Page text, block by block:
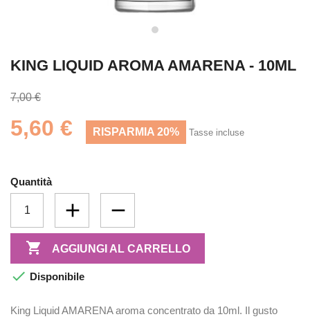
KING LIQUID AROMA AMARENA - 10ML
7,00 €
5,60 € RISPARMIA 20% Tasse incluse
Quantità
 AGGIUNGI AL CARRELLO
 Disponibile
King Liquid AMARENA aroma concentrato da 10ml. Il gusto